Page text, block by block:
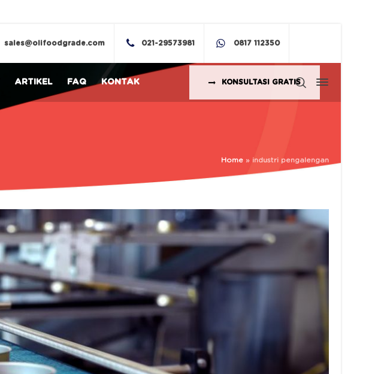
sales@olifoodgrade.com 021-29573981 0817 112350
ARTIKEL FAQ KONTAK KONSULTASI GRATIS
Home » industri pengalengan